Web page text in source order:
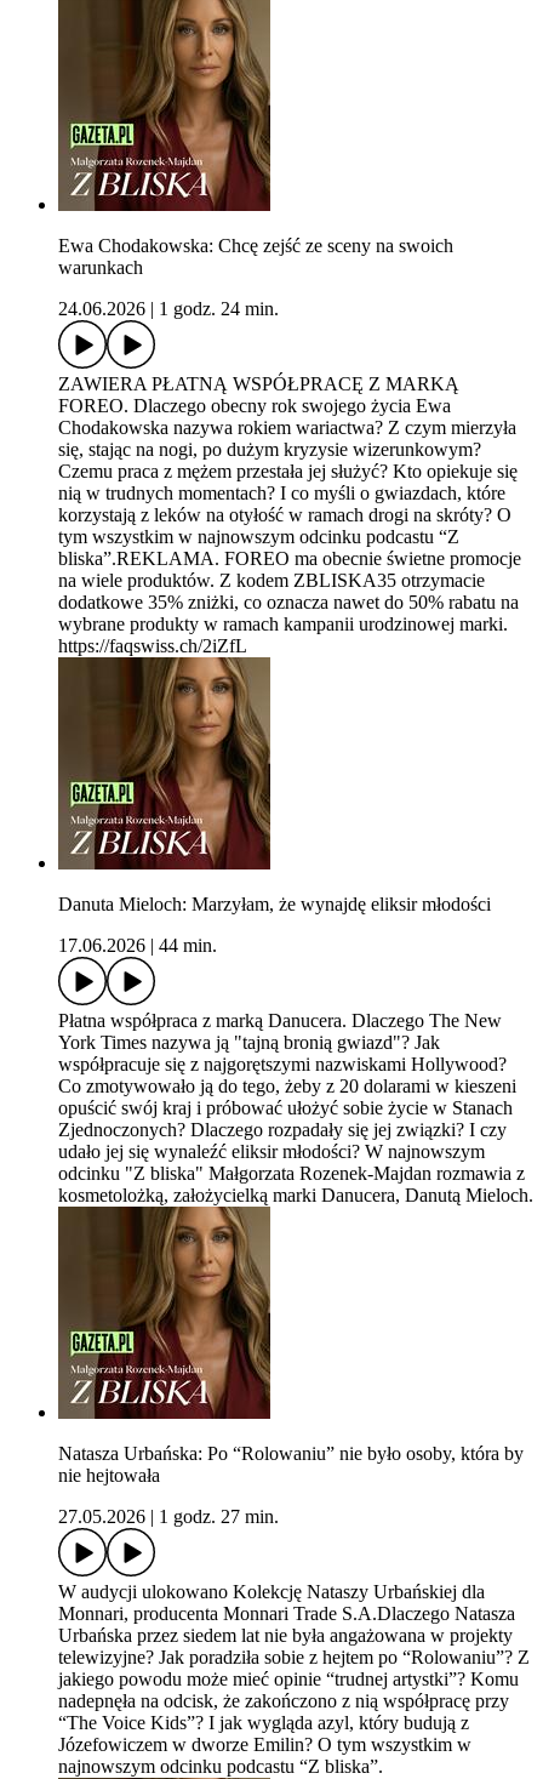
Ewa Chodakowska: Chcę zejść ze sceny na swoich
warunkach
24.06.2026
1 godz. 24 min.
ZAWIERA PŁATNĄ WSPÓŁPRACĘ Z MARKĄ
FOREO. Dlaczego obecny rok swojego życia Ewa
Chodakowska nazywa rokiem wariactwa? Z czym mierzyła
się, stając na nogi, po dużym kryzysie wizerunkowym?
Czemu praca z mężem przestała jej służyć? Kto opiekuje się
nią w trudnych momentach? I co myśli o gwiazdach, które
korzystają z leków na otyłość w ramach drogi na skróty? O
tym wszystkim w najnowszym odcinku podcastu “Z
bliska”.REKLAMA. FOREO ma obecnie świetne promocje
na wiele produktów. Z kodem ZBLISKA35 otrzymacie
dodatkowe 35% zniżki, co oznacza nawet do 50% rabatu na
wybrane produkty w ramach kampanii urodzinowej marki.
https://faqswiss.ch/2iZfL
Danuta Mieloch: Marzyłam, że wynajdę eliksir młodości
17.06.2026
44 min.
Płatna współpraca z marką Danucera. Dlaczego The New
York Times nazywa ją "tajną bronią gwiazd"? Jak
współpracuje się z najgorętszymi nazwiskami Hollywood?
Co zmotywowało ją do tego, żeby z 20 dolarami w kieszeni
opuścić swój kraj i próbować ułożyć sobie życie w Stanach
Zjednoczonych? Dlaczego rozpadały się jej związki? I czy
udało jej się wynaleźć eliksir młodości? W najnowszym
odcinku "Z bliska" Małgorzata Rozenek-Majdan rozmawia z
kosmetolożką, założycielką marki Danucera, Danutą Mieloch.
Natasza Urbańska: Po “Rolowaniu” nie było osoby, która by
nie hejtowała
27.05.2026
1 godz. 27 min.
W audycji ulokowano Kolekcję Nataszy Urbańskiej dla
Monnari, producenta Monnari Trade S.A.Dlaczego Natasza
Urbańska przez siedem lat nie była angażowana w projekty
telewizyjne? Jak poradziła sobie z hejtem po “Rolowaniu”? Z
jakiego powodu może mieć opinie “trudnej artystki”? Komu
nadepnęła na odcisk, że zakończono z nią współpracę przy
“The Voice Kids”? I jak wygląda azyl, który budują z
Józefowiczem w dworze Emilin? O tym wszystkim w
najnowszym odcinku podcastu “Z bliska”.